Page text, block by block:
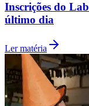
Inscrições do
último dia
Ler matéria